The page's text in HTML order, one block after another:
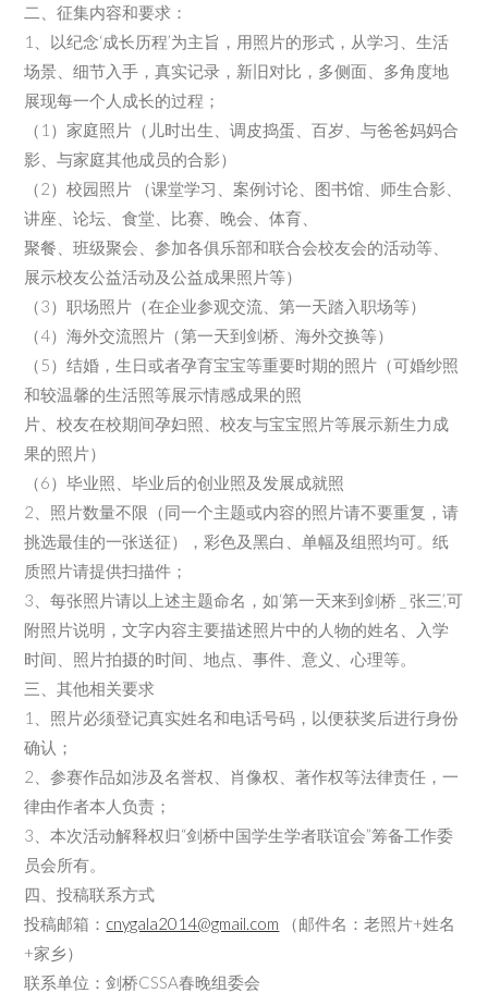
二、征集内容和要求：
1、以纪念‘成长历程’为主旨，用照片的形式，从学习、生活
场景、细节入手，真实记录，新旧对比，多侧面、多角度地
展现每一个人成长的过程；
（1）家庭照片（儿时出生、调皮捣蛋、百岁、与爸爸妈妈合
影、与家庭其他成员的合影）
（2）校园照片 （课堂学习、案例讨论、图书馆、师生合影、
讲座、论坛、食堂、比赛、晚会、体育、
聚餐、班级聚会、参加各俱乐部和联合会校友会的活动等、
展示校友公益活动及公益成果照片等）
（3）职场照片（在企业参观交流、第一天踏入职场等）
（4）海外交流照片（第一天到剑桥、海外交换等）
（5）结婚，生日或者孕育宝宝等重要时期的照片（可婚纱照
和较温馨的生活照等展示情感成果的照
片、校友在校期间孕妇照、校友与宝宝照片等展示新生力成
果的照片）
（6）毕业照、毕业后的创业照及发展成就照
2、照片数量不限（同一个主题或内容的照片请不要重复，请
挑选最佳的一张送征），彩色及黑白、单幅及组照均可。纸
质照片请提供扫描件；
3、每张照片请以上述主题命名，如‘第一天来到剑桥 _ 张三’,可
附照片说明，文字内容主要描述照片中的人物的姓名、入学
时间、照片拍摄的时间、地点、事件、意义、心理等。
三、其他相关要求
1、照片必须登记真实姓名和电话号码，以便获奖后进行身份
确认；
2、参赛作品如涉及名誉权、肖像权、著作权等法律责任，一
律由作者本人负责；
3、本次活动解释权归“剑桥中国学生学者联谊会”筹备工作委
员会所有。
四、投稿联系方式
投稿邮箱： cnygala2014@gmail.com （邮件名：老照片+姓名
+家乡）
联系单位：剑桥CSSA春晚组委会